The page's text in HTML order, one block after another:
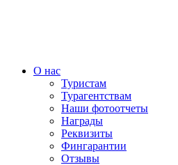
О нас
Туристам
Турагентствам
Наши фотоотчеты
Награды
Реквизиты
Фингарантии
Отзывы